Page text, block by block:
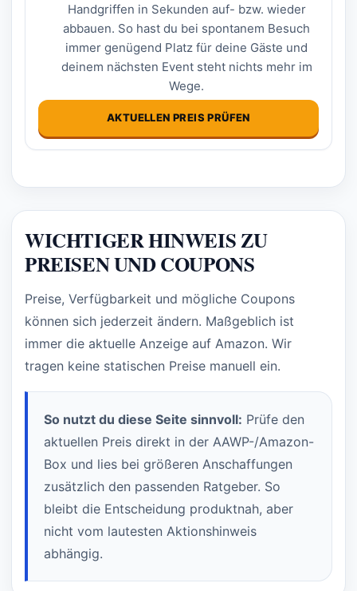
Handgriffen in Sekunden auf- bzw. wieder
abbauen. So hast du bei spontanem Besuch
immer genügend Platz für deine Gäste und
deinem nächsten Event steht nichts mehr im
Wege.
AKTUELLEN PREIS PRÜFEN
WICHTIGER HINWEIS ZU
PREISEN UND COUPONS
Preise, Verfügbarkeit und mögliche Coupons
können sich jederzeit ändern. Maßgeblich ist
immer die aktuelle Anzeige auf Amazon. Wir
tragen keine statischen Preise manuell ein.
So nutzt du diese Seite sinnvoll: Prüfe den
aktuellen Preis direkt in der AAWP-/Amazon-
Box und lies bei größeren Anschaffungen
zusätzlich den passenden Ratgeber. So
bleibt die Entscheidung produktnah, aber
nicht vom lautesten Aktionshinweis
abhängig.